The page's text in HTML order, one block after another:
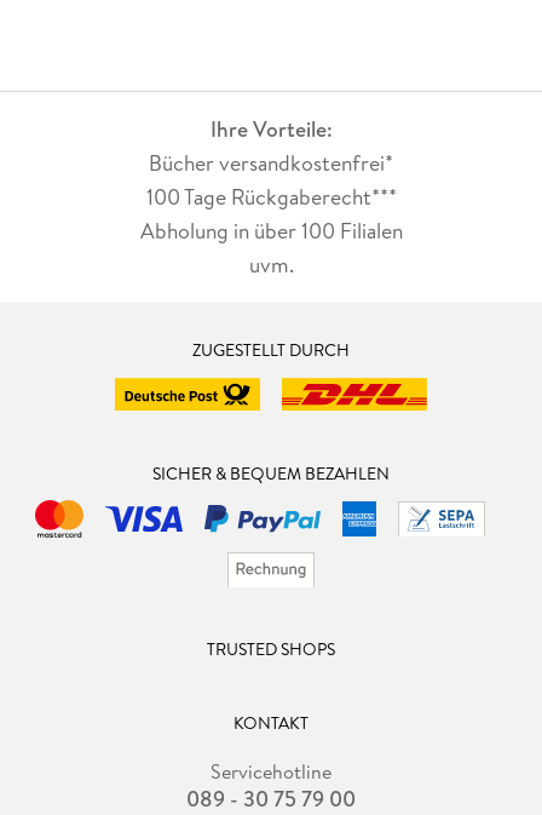
Ihre Vorteile:
Bücher versandkostenfrei*
100 Tage Rückgaberecht***
Abholung in über 100 Filialen
uvm.
ZUGESTELLT DURCH
SICHER & BEQUEM BEZAHLEN
TRUSTED SHOPS
KONTAKT
Servicehotline
089 - 30 75 79 00